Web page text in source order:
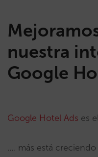
nuestra
Google
Google Hotel Ads es
…. más está